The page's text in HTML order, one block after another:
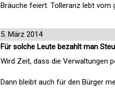
Bräuche feiert. Tolleranz lebt vom
5. März 2014
Für solche Leute bezahlt man
Wird Zeit, dass die Verwaltungen
Dann bleibt auch für den Bürger